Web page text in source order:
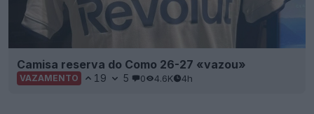
Camisa reserva do Como 26-27 «vazou»
VAZAMENTO 19 5 0 4.6K 4h